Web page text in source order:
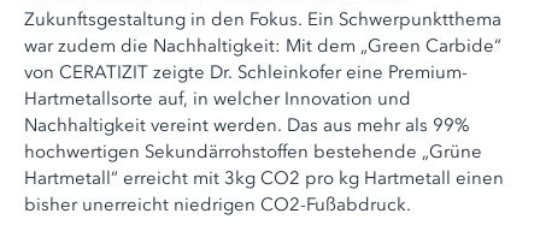
Zukunftsgestaltung in den Fokus. Ein Schwerpunktthema
war zudem die Nachhaltigkeit: Mit dem „Green Carbide“
von CERATIZIT zeigte Dr. Schleinkofer eine Premium-
Hartmetallsorte auf, in welcher Innovation und
Nachhaltigkeit vereint werden. Das aus mehr als 99%
hochwertigen Sekundärrohstoffen bestehende „Grüne
Hartmetall“ erreicht mit 3kg CO2 pro kg Hartmetall einen
bisher unerreicht niedrigen CO2-Fußabdruck.